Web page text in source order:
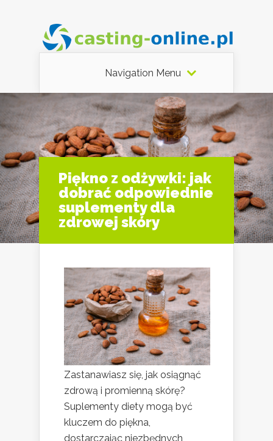
Navigation Menu
Piękno z odżywki: jak
dobrać odpowiednie
suplementy dla
zdrowej skóry
Zastanawiasz się, jak osiągnąć
zdrową i promienną skórę?
Suplementy diety mogą być
kluczem do piękna,
dostarczając niezbędnych